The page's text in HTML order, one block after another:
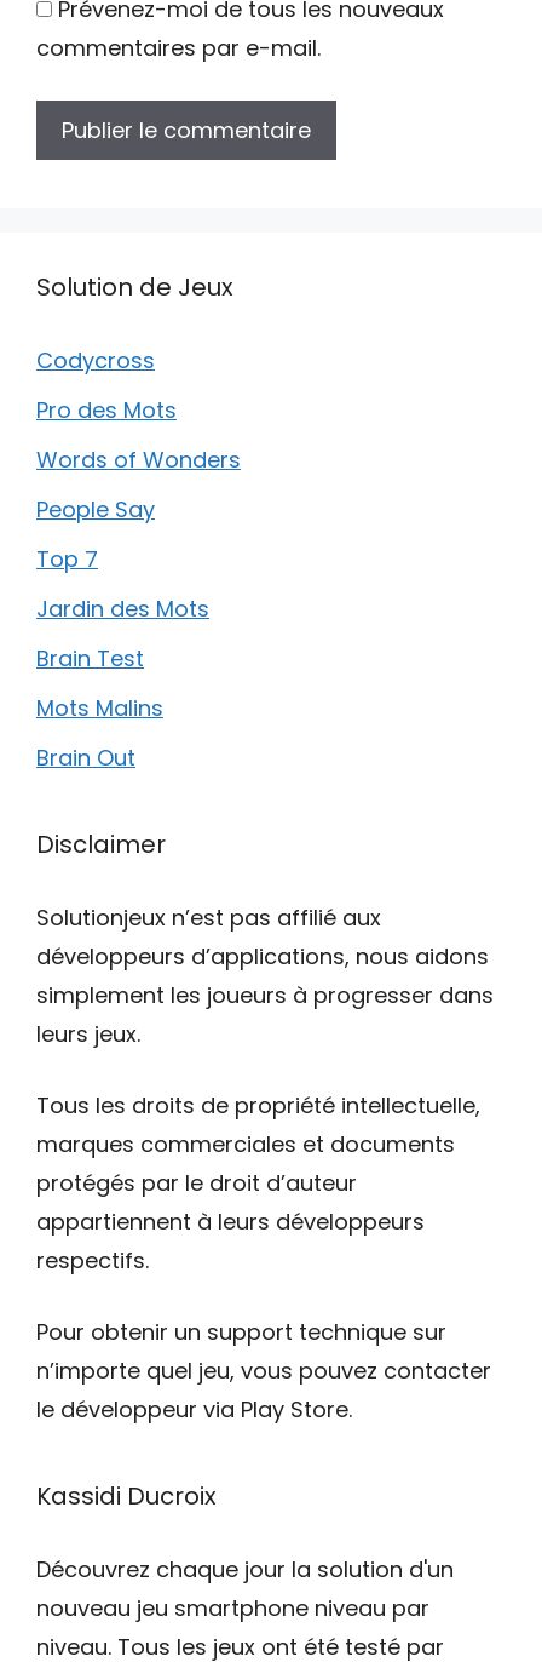
Prévenez-moi de tous les nouveaux
commentaires par e-mail.
Solution de Jeux
Codycross
Pro des Mots
Words of Wonders
People Say
Top 7
Jardin des Mots
Brain Test
Mots Malins
Brain Out
Disclaimer
Solutionjeux n’est pas affilié aux
développeurs d’applications, nous aidons
simplement les joueurs à progresser dans
leurs jeux.
Tous les droits de propriété intellectuelle,
marques commerciales et documents
protégés par le droit d’auteur
appartiennent à leurs développeurs
respectifs.
Pour obtenir un support technique sur
n’importe quel jeu, vous pouvez contacter
le développeur via Play Store.
Kassidi Ducroix
Découvrez chaque jour la solution d'un
nouveau jeu smartphone niveau par
niveau. Tous les jeux ont été testé par